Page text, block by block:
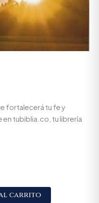
fortalecerá tu fe y
tubiblia.co, tu librería
carrito